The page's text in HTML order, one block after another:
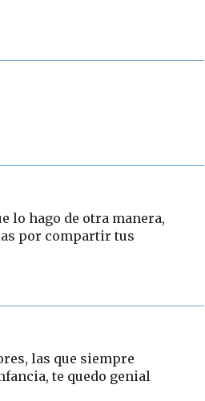
lo hago de otra manera,
por compartir tus
las que siempre
te quedo genial